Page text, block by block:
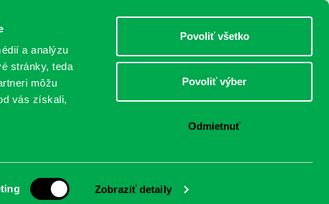
a analýzu
stránky, teda
môžu
vás získali,
Zobraziť detaily
Povoliť všetko
Povoliť výber
Odmietnuť
DOSPELÍ